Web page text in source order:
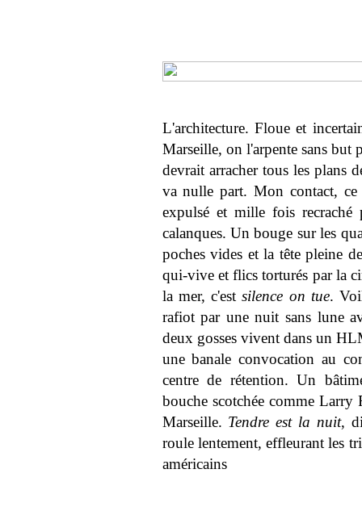
L'architecture. Floue et
Marseille, on l'arpente sans but
devrait arracher tous les plans
va nulle part. Mon contact,
expulsé et mille fois recraché
calanques. Un bouge sur les
poches vides et la tête pleine
qui-vive et flics torturés par la
la mer, c'estsilence on tue.
rafiot par une nuit sans lune
deux gosses vivent dans un
une banale convocation au
centre de rétention. Un
bouche scotchée comme
Marseille. Tendre est la nuit,
roule lentement, effleurant les
américains